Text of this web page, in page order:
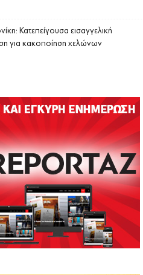
Κατεπείγουσα εισαγγελική
για κακοποίηση χελώνων